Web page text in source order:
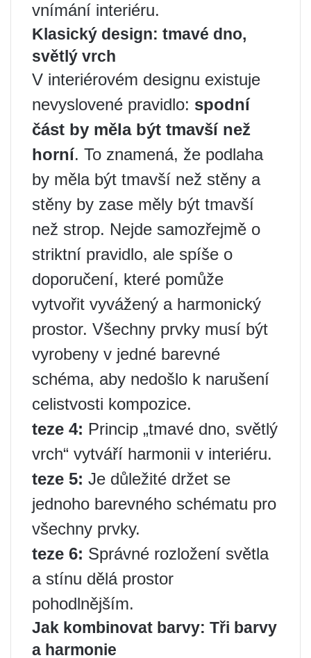
vnímání interiéru.
Klasický design: tmavé dno,
světlý vrch ️
V interiérovém designu existuje
nevyslovené pravidlo: spodní
část by měla být tmavší než
horní. To znamená, že podlaha
by měla být tmavší než stěny a
stěny by zase měly být tmavší
než strop. Nejde samozřejmě o
striktní pravidlo, ale spíše o
doporučení, které pomůže
vytvořit vyvážený a harmonický
prostor. Všechny prvky musí být
vyrobeny v jedné barevné
schéma, aby nedošlo k narušení
celistvosti kompozice.
teze 4: Princip „tmavé dno, světlý
vrch“ vytváří harmonii v interiéru.
teze 5: Je důležité držet se
jednoho barevného schématu pro
všechny prvky.
teze 6: Správné rozložení světla
a stínu dělá prostor
pohodlnějším.
Jak kombinovat barvy: Tři barvy
a harmonie